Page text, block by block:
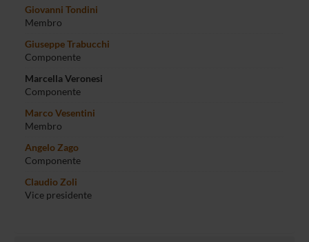
Giovanni Tondini
Membro
Giuseppe Trabucchi
Componente
Marcella Veronesi
Componente
Marco Vesentini
Membro
Angelo Zago
Componente
Claudio Zoli
Vice presidente